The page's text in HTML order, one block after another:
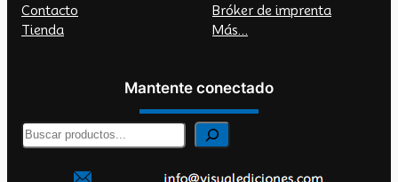
Contacto
Tienda
Bróker de imprenta
Más…
Mantente conectado
B